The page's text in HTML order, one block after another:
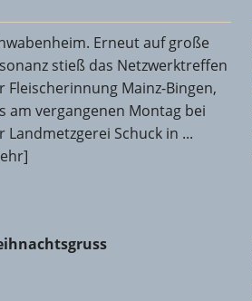
Erneut auf große
stieß das Netzwerktreffen
Fleischerinnung Mainz-Bingen,
am vergangenen Montag bei
Landmetzgerei Schuck in ...